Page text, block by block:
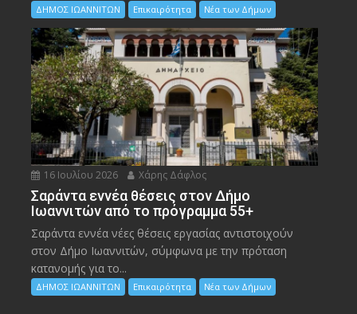
ΔΗΜΟΣ ΙΩΑΝΝΙΤΩΝ Επικαιρότητα Νέα των Δήμων
16 Ιουλίου 2026 Χάρης Δάφλος
Σαράντα εννέα θέσεις στον Δήμο
Ιωαννιτών από το πρόγραμμα 55+
Σαράντα εννέα νέες θέσεις εργασίας αντιστοιχούν
στον Δήμο Ιωαννιτών, σύμφωνα με την πρόταση
κατανομής για το...
ΔΗΜΟΣ ΙΩΑΝΝΙΤΩΝ Επικαιρότητα Νέα των Δήμων